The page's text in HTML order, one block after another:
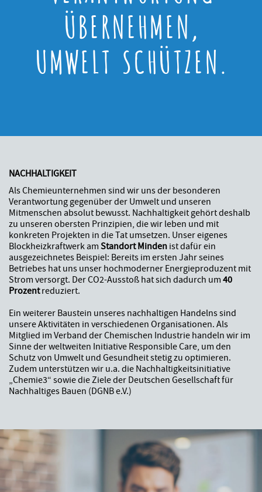
ÜBERNEHMEN,
UMWELT SCHÜTZEN.
NACHHALTIGKEIT
Als Chemieunternehmen sind wir uns der besonderen
Verantwortung gegenüber der Umwelt und unseren
Mitmenschen absolut bewusst. Nachhaltigkeit gehört deshalb
zu unseren obersten Prinzipien, die wir leben und mit
konkreten Projekten in die Tat umsetzen. Unser eigenes
Blockheizkraftwerk am Standort Minden ist dafür ein
ausgezeichnetes Beispiel: Bereits im ersten Jahr seines
Betriebes hat uns unser hochmoderner Energieproduzent mit
Strom versorgt. Der CO2-Ausstoß hat sich dadurch um 40
Prozentreduziert.
Ein weiterer Baustein unseres nachhaltigen Handelns sind
unsere Aktivitäten in verschiedenen Organisationen. Als
Mitglied im Verband der Chemischen Industrie handeln wir im
Sinne der weltweiten Initiative Responsible Care, um den
Schutz von Umwelt und Gesundheit stetig zu optimieren.
Zudem unterstützen wir u.a. die Nachhaltigkeitsinitiative
„Chemie3“ sowie die Ziele der Deutschen Gesellschaft für
Nachhaltiges Bauen (DGNB e.V.)